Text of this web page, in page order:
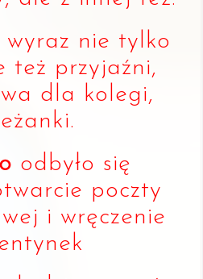
nie tylko
też przyjaźni,
dla kolegi,
odbyło się
poczty
i wręczenie